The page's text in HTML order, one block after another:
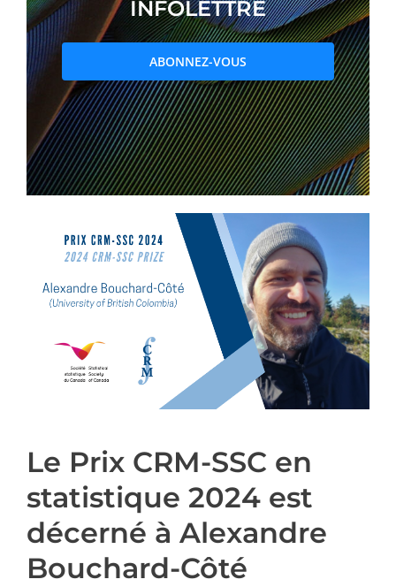
PRIX ET DISTINCTIONS
Recherche
Répertoire
Ressources
Abonnement à l’infolettre
INFOLETTRE
ABONNEZ-VOUS
Le Prix CRM-SSC en
statistique 2024 est
décerné à Alexandre
Bouchard-Côté